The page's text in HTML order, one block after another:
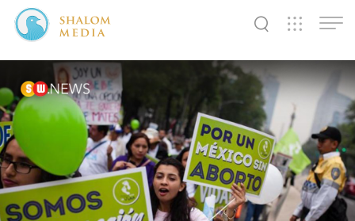
Shalom
Media
Shalom
Tidings
Shalom
World
SW
SW
SW
✕
✕
✕
✕
✕
✕
✕
✕
✕
✕
✕
✕
✕